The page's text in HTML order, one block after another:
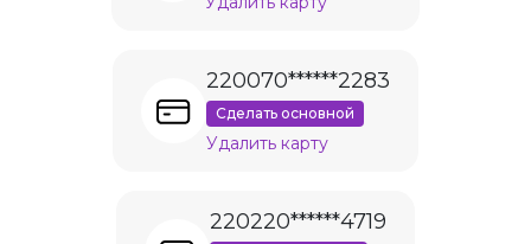
220070******2283
Сделать основной
Удалить карту
220220******4719